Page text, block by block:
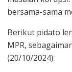
bersama-sama
Berikut pidato
MPR,
(20/10/2024):